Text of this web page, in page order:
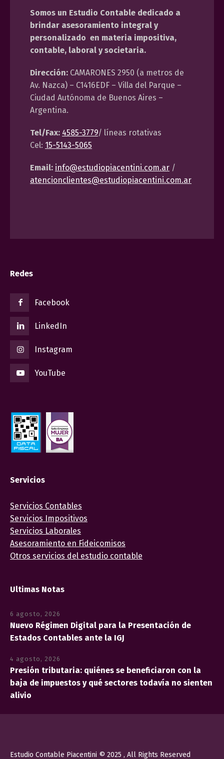
Somos un Estudio Contable dedicado a
brindar asesoramiento integral y
personalizado en materia impositiva,
contable, laboral y societaria.
Dirección: CAMARONES 2950 (a metros de
Av. Nazca) – C1416EDF – Villa del Parque –
Ciudad Autónoma de Buenos Aires –
Argentina.
Tel/Fax: 4585-3779/ líneas rotativas
Cel: 15-5143-5065
Email: info@estudiopiacentini.com.ar /
atencionclientes@estudiopiacentini.com.ar
Redes
Facebook
LinkedIn
Instagram
YouTube
Servicios
Servicios Contables
Servicios Impositivos
Servicios Laborales
Asesoramiento en Fideicomisos
Otros servicios del estudio contable
Ultimas Notas
6 agosto, 2026
Nuevo Régimen Digital para la Presentación de
Estados Contables ante la IGJ
4 agosto, 2026
Presión tributaria: quiénes se beneficiaron con la
baja de impuestos y qué sectores todavía no sienten
alivio
Estudio Contable Piacentini © 2025 , All Rights Reserved